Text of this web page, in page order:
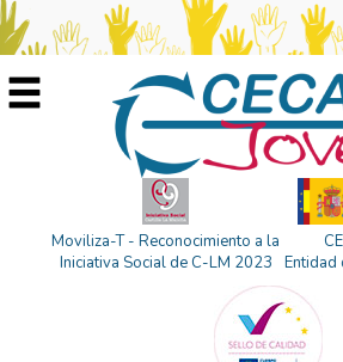
Moviliza-T - Reconocimiento a la
Iniciativa Social de C-LM 2023
Entidad